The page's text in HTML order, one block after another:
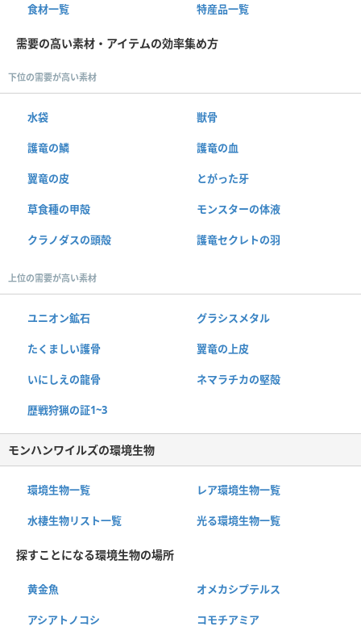
食材一覧 特産品一覧
需要の高い素材・アイテムの効率集め方
下位の需要が高い素材
水袋 獣骨
護竜の鱗 護竜の血
翼竜の皮 とがった牙
草食種の甲殻 モンスターの体液
クラノダスの頭殻 護竜セクレトの羽
上位の需要が高い素材
ユニオン鉱石 グラシスメタル
たくましい護骨 翼竜の上皮
いにしえの龍骨 ネマラチカの堅殻
歴戦狩猟の証1~3
モンハンワイルズの環境生物
環境生物一覧 レア環境生物一覧
水棲生物リスト一覧 光る環境生物一覧
探すことになる環境生物の場所
黄金魚 オメカシプテルス
アシアトノコシ コモチアミア